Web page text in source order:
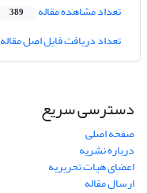
تعداد مشاهده مقاله 389
تعداد دریافت فایل اصل مقاله
دسترسی سریع
صفحه اصلی
درباره نشریه
اعضای هیات تحریریه
ارسال مقاله